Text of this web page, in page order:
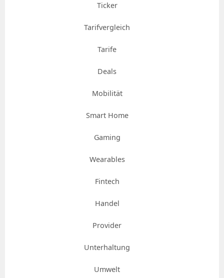
Ticker
Tarifvergleich
Tarife
Deals
Mobilität
Smart Home
Gaming
Wearables
Fintech
Handel
Provider
Unterhaltung
Umwelt